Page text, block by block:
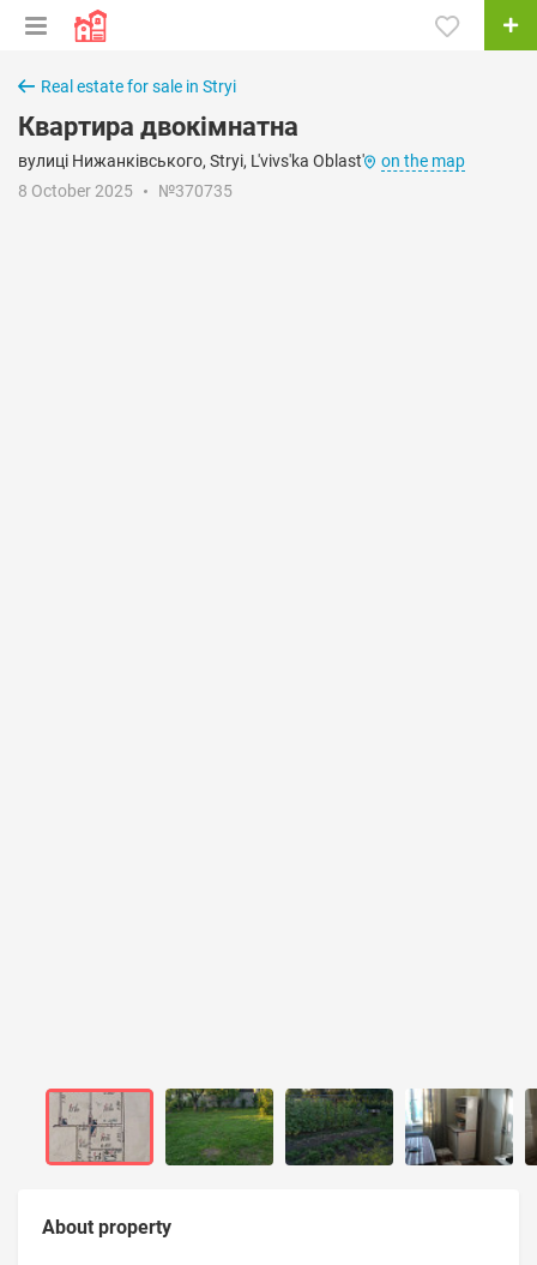
Real estate for sale in Stryi
Квартира двокімнатна
вулиці Нижанківського, Stryi, L'vivs'ka Oblast'
on the map
8 October 2025
№370735
About property